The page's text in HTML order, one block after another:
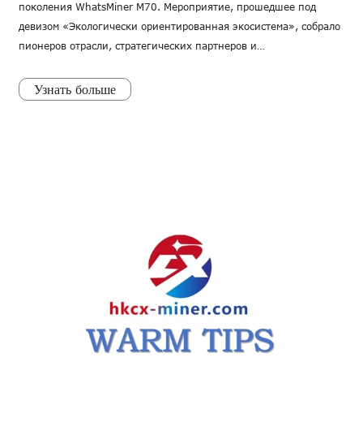
поколения WhatsMiner M70. Мероприятие, прошедшее под
девизом «Экологически ориентированная экосистема», собрало
пионеров отрасли, стратегических партнеров и…
Узнать больше